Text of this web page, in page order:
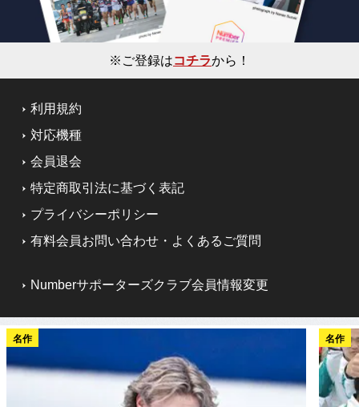
※ご登録はコチラから！
利用規約
対応機種
会員退会
特定商取引法に基づく表記
プライバシーポリシー
有料会員お問い合わせ・よくあるご質問
Numberサポーターズクラブ会員情報変更
名作 名作